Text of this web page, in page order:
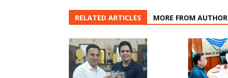
RELATED ARTICLES MORE FROM AUTHOR